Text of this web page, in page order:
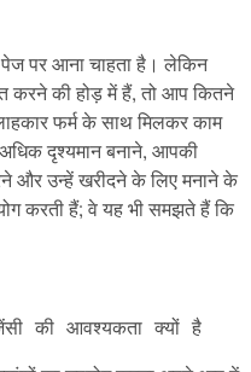
पर आना चाहता है। लेकिन
करने की होड़ में हैं, तो आप कितने
फर्म के साथ मिलकर काम
दृश्यमान बनाने, आपकी
और उन्हें खरीदने के लिए मनाने के
करती हैं; वे यह भी समझते हैं कि
की आवश्यकता क्यों है